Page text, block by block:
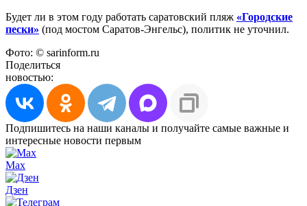
Будет ли в этом году работать саратовский пляж «Городские
пески» (под мостом Саратов-Энгельс), политик не уточнил.
Фото: © sarinform.ru
Поделиться
новостью:
Подпишитесь на наши каналы и получайте самые важные и
интересные новости первым
Max
Дзен